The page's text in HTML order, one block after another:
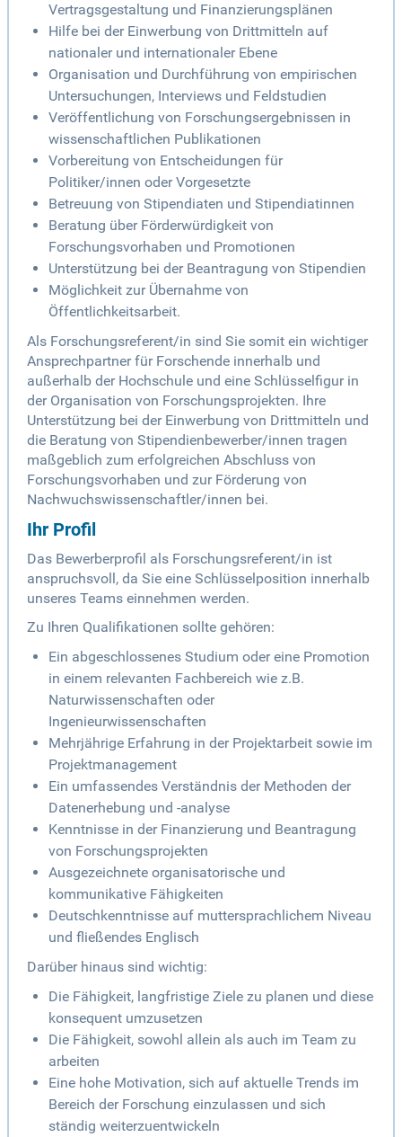
Vertragsgestaltung und Finanzierungsplänen
Hilfe bei der Einwerbung von Drittmitteln auf
nationaler und internationaler Ebene
Organisation und Durchführung von empirischen
Untersuchungen, Interviews und Feldstudien
Veröffentlichung von Forschungsergebnissen in
wissenschaftlichen Publikationen
Vorbereitung von Entscheidungen für
Politiker/innen oder Vorgesetzte
Betreuung von Stipendiaten und Stipendiatinnen
Beratung über Förderwürdigkeit von
Forschungsvorhaben und Promotionen
Unterstützung bei der Beantragung von Stipendien
Möglichkeit zur Übernahme von
Öffentlichkeitsarbeit.
Als Forschungsreferent/in sind Sie somit ein wichtiger
Ansprechpartner für Forschende innerhalb und
außerhalb der Hochschule und eine Schlüsselfigur in
der Organisation von Forschungsprojekten. Ihre
Unterstützung bei der Einwerbung von Drittmitteln und
die Beratung von Stipendienbewerber/innen tragen
maßgeblich zum erfolgreichen Abschluss von
Forschungsvorhaben und zur Förderung von
Nachwuchswissenschaftler/innen bei.
Ihr Profil
Das Bewerberprofil als Forschungsreferent/in ist
anspruchsvoll, da Sie eine Schlüsselposition innerhalb
unseres Teams einnehmen werden.
Zu Ihren Qualifikationen sollte gehören:
Ein abgeschlossenes Studium oder eine Promotion
in einem relevanten Fachbereich wie z.B.
Naturwissenschaften oder
Ingenieurwissenschaften
Mehrjährige Erfahrung in der Projektarbeit sowie im
Projektmanagement
Ein umfassendes Verständnis der Methoden der
Datenerhebung und -analyse
Kenntnisse in der Finanzierung und Beantragung
von Forschungsprojekten
Ausgezeichnete organisatorische und
kommunikative Fähigkeiten
Deutschkenntnisse auf muttersprachlichem Niveau
und fließendes Englisch
Darüber hinaus sind wichtig:
Die Fähigkeit, langfristige Ziele zu planen und diese
konsequent umzusetzen
Die Fähigkeit, sowohl allein als auch im Team zu
arbeiten
Eine hohe Motivation, sich auf aktuelle Trends im
Bereich der Forschung einzulassen und sich
ständig weiterzuentwickeln